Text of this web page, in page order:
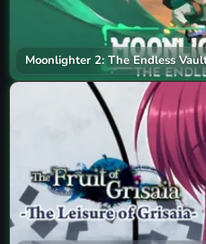
Moonlighter 2: The Endless